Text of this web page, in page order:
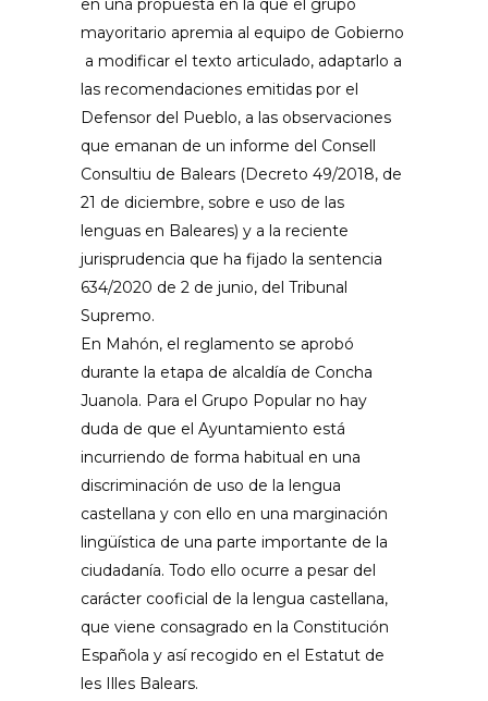
en una propuesta en la que el grupo
mayoritario apremia al equipo de Gobierno
a modificar el texto articulado, adaptarlo a
las recomendaciones emitidas por el
Defensor del Pueblo, a las observaciones
que emanan de un informe del Consell
Consultiu de Balears (Decreto 49/2018, de
21 de diciembre, sobre e uso de las
lenguas en Baleares) y a la reciente
jurisprudencia que ha fijado la sentencia
634/2020 de 2 de junio, del Tribunal
Supremo.
En Mahón, el reglamento se aprobó
durante la etapa de alcaldía de Concha
Juanola. Para el Grupo Popular no hay
duda de que el Ayuntamiento está
incurriendo de forma habitual en una
discriminación de uso de la lengua
castellana y con ello en una marginación
lingüística de una parte importante de la
ciudadanía. Todo ello ocurre a pesar del
carácter cooficial de la lengua castellana,
que viene consagrado en la Constitución
Española y así recogido en el Estatut de
les Illes Balears.